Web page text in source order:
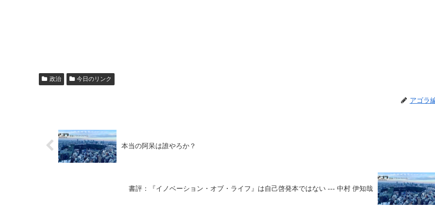
政治 今日のリンク
アゴラ
本当の阿呆は誰やろか？
書評：『イノベーション・オブ・ライフ』は自己啓発本ではない --- 中村 伊知哉